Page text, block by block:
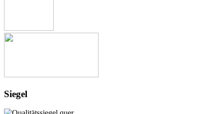
Siegel